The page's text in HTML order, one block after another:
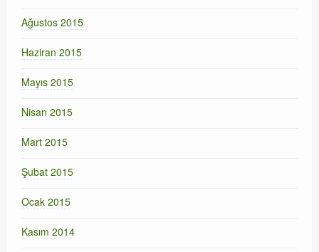
Ağustos 2015
Haziran 2015
Mayıs 2015
Nisan 2015
Mart 2015
Şubat 2015
Ocak 2015
Kasım 2014